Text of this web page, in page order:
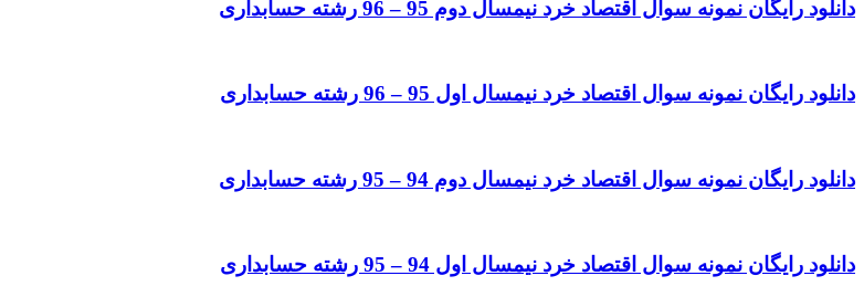
دانلود رایگان نمونه سوال اقتصاد خرد نیمسال دوم 95 – 96 رشته حسابداری
دانلود رایگان نمونه سوال اقتصاد خرد نیمسال اول 95 – 96 رشته حسابداری
دانلود رایگان نمونه سوال اقتصاد خرد نیمسال دوم 94 – 95 رشته حسابداری
دانلود رایگان نمونه سوال اقتصاد خرد نیمسال اول 94 – 95 رشته حسابداری